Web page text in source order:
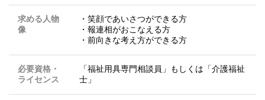
求める人物
像
・笑顔であいさつができる方
・報連相がおこなえる方
・前向きな考え方ができる方
必要資格・
ライセンス
「福祉用具専門相談員」もしくは「介護福祉
士」